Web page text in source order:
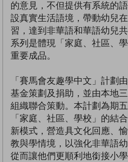
的意見，不但提供有系統的
設真實生活語境，帶動幼兒
習，達到非華語和華語幼兒
系列是體現「家庭、社區、
重要成品。
「賽馬會友趣學中文」計劃
基金策劃及捐助，並由本地
組織聯合策動。本計劃為期
「家庭、社區、學校」的結
新模式，營造具文化回應、
教與學情境，以強化非華語
從而讓他們更順利地銜接小